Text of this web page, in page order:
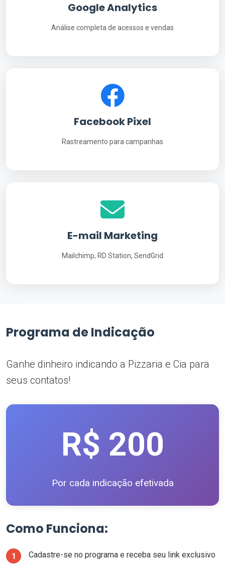
Google Analytics
Análise completa de acessos e vendas
Facebook Pixel
Rastreamento para campanhas
E-mail Marketing
Mailchimp, RD Station, SendGrid
Programa de Indicação
Ganhe dinheiro indicando a Pizzaria e Cia para
seus contatos!
R$ 200
Por cada indicação efetivada
Como Funciona:
1 Cadastre-se no programa e receba seu link exclusivo